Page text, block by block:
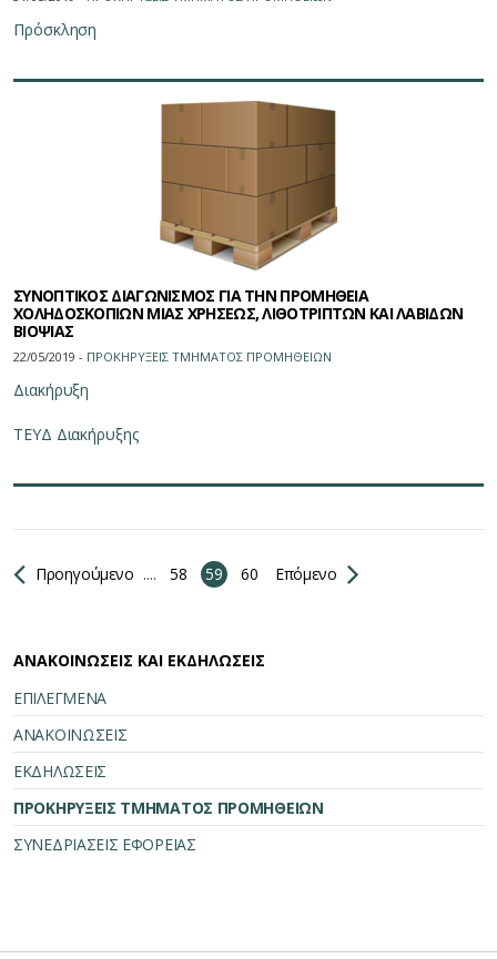
Πρόσκληση
ΣΥΝΟΠΤΙΚΟΣ ΔΙΑΓΩΝΙΣΜΟΣ ΓΙΑ ΤΗΝ ΠΡΟΜΗΘΕΙΑ
ΧΟΛΗΔΟΣΚΟΠΙΩΝ ΜΙΑΣ ΧΡΗΣΕΩΣ, ΛΙΘΟΤΡΙΠΤΩΝ ΚΑΙ ΛΑΒΙΔΩΝ
ΒΙΟΨΙΑΣ
22/05/2019 - ΠΡΟΚΗΡΥΞΕΙΣ ΤΜΗΜΑΤΟΣ ΠΡΟΜΗΘΕΙΩN
Διακήρυξη
ΤΕΥΔ Διακήρυξης
Προηγούμενο .... 58 59 60 Επόμενο
ΑΝΑΚΟΙΝΩΣΕΙΣ ΚΑΙ ΕΚΔΗΛΩΣΕΙΣ
ΕΠΙΛΕΓΜΕΝΑ
ΑΝΑΚΟΙΝΩΣΕΙΣ
ΕΚΔΗΛΩΣΕΙΣ
ΠΡΟΚΗΡΥΞΕΙΣ ΤΜΗΜΑΤΟΣ ΠΡΟΜΗΘΕΙΩΝ
ΣΥΝΕΔΡΙΑΣΕΙΣ ΕΦΟΡΕΙΑΣ